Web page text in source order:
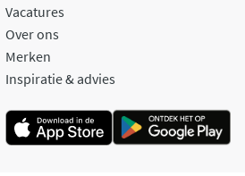
Vacatures
Over ons
Merken
Inspiratie & advies